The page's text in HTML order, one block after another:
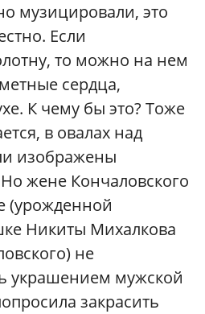
музицировали, это
Если
то можно на нем
сердца,
К чему бы это? Тоже
в овалах над
изображены
жене Кончаловского
(урожденной
Никиты Михалкова
не
украшением мужской
закрасить